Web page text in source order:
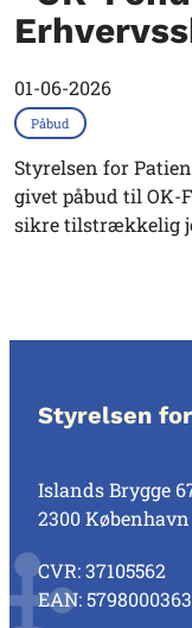
01-06-2026
Påbud
Styrelsen for
givet påbud til OK-
sikre tilstrækkelig
Styrelsen
Islands Brygge
2300 København
CVR: 37105562
EAN: